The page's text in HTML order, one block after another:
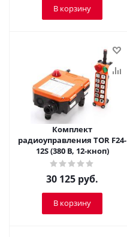
В корзину
Комплект
радиоуправления TOR F24-
12S (380 В, 12-кноп)
30 125 руб.
В корзину